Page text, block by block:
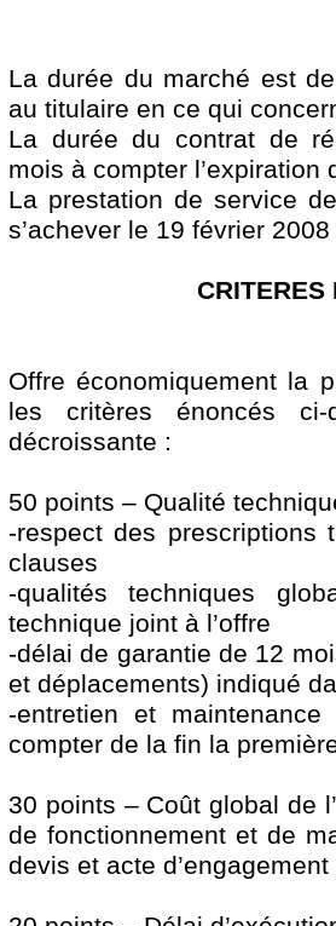
La durée du marché est
au titulaire en ce qui
La durée du contrat de
mois à compter
La prestation de service
s’achever le 19 février
CRITERES
Offre économiquement la
les critères énoncés
décroissante :
50 points – Qualité
-respect des prescriptions
clauses
-qualités techniques
technique joint à l’offre
-délai de garantie de 12
et déplacements) indiqué
-entretien et
compter de la fin la
30 points – Coût global de
de fonctionnement et de
devis et acte d’engagement